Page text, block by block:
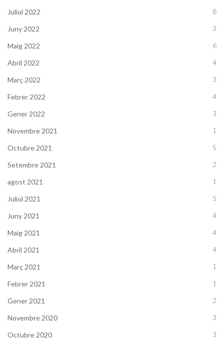
Juliol 2022 8
Juny 2022 3
Maig 2022 6
Abril 2022 4
Març 2022 3
Febrer 2022 4
Gener 2022 3
Novembre 2021 1
Octubre 2021 5
Setembre 2021 2
agost 2021 1
Juliol 2021 5
Juny 2021 4
Maig 2021 4
Abril 2021 4
Març 2021 1
Febrer 2021 1
Gener 2021 2
Novembre 2020 3
Octubre 2020 3